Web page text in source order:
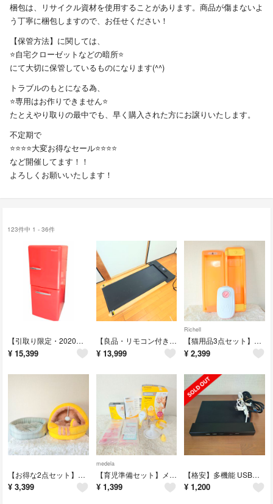
梱包は、リサイクル資材を使用することがあります。商品が傷まないよ
う丁寧に梱包しますので、お任せください！
【保管方法】に関しては、
⭐自宅クローゼットなどの暗所⭐
にて大切に保管しているものになります(^^)
トラブルのもとになる為、
⭐専用はお作りできません⭐
たとえやり取りの最中でも、早く購入された方にお譲りいたします。
不定期で
⭐️⭐️⭐⭐大変お得なセール⭐⭐⭐⭐️
など開催してます！！
よろしくお願いいたします！
123件中 1 - 36件
【引取り限定・2020年製・人気の赤】e angle レトロ冷蔵庫 149L 一人暮らし
¥ 15,399
【良品・リモコン付き】Maksone 電動ルームランナー SL-Z01 木目調
¥ 13,999
Richell
​【猫用品3点セット】自動給餌器 リッチェル アイリスオーヤマ 爪とぎケース
¥ 2,399
​【お得な2点セット】ペットベッド Peto-Raifu ドーム型ハウス S
¥ 3,399
medela
​【育児準備セット】メデラ 手動さく乳器 母乳保存パック フリーザーパック
¥ 1,399
​【格安】多機能 USBハブ ドッキングステーション USB3.0 Type-C
¥ 1,200